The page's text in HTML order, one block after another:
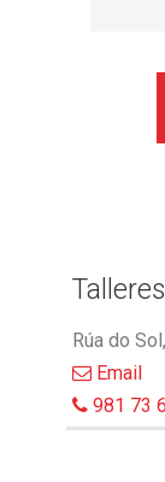
Rúa do
Email
981 73